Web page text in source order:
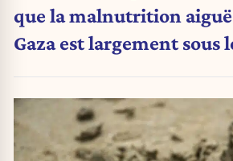
que la malnutrition
Gaza est largement sous